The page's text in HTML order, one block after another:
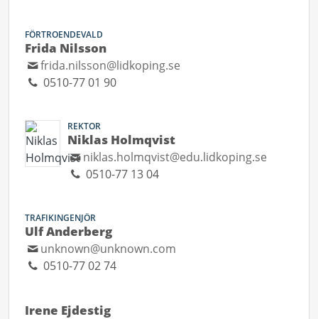
FÖRTROENDEVALD
Frida Nilsson
frida.nilsson@lidkoping.se
0510-77 01 90
REKTOR
Niklas Holmqvist
niklas.holmqvist@edu.lidkoping.se
0510-77 13 04
TRAFIKINGENJÖR
Ulf Anderberg
unknown@unknown.com
0510-77 02 74
Irene Ejdestig